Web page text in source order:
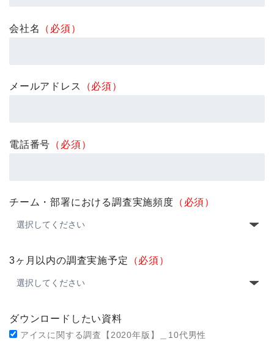
会社名 （必須）
メールアドレス （必須）
電話番号 （必須）
チーム・部署における調査実施頻度 （必須）
3ヶ月以内の調査実施予定 （必須）
ダウンロードしたい資料
アイスに関する調査【2020年版】＿10代男性